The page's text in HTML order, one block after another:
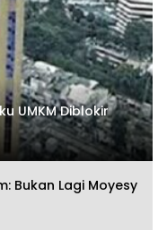
UMKM Diblokir
Bukan Lagi Moyesy